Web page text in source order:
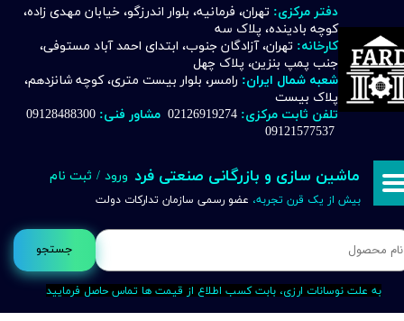
جستجو
دفتر مرکزی: تهران، فرمانیه، بلوار اندرزگو، خیابان مهدی زاده،
کوچه بادینده، پلاک سه
کارخانه: تهران، آزادگان جنوب، ابتدای احمد آباد مستوفی،
جنب پمپ بنزین، پلاک چهل
شعبه شمال ایران: رامسر، بلوار بیست متری، کوچه شانزدهم،
پلاک بیست
تلفن ثابت مرکزی: 02126919274 مشاور فنی:
09121577537
ماشین سازی و بازرگانی صنعتی فرد
بیش از یک قرن تجربه، عضو رسمی سازمان تدارکات دولت
ورود / ثبت نام
حساب کاربری من
تغییر گذر واژه
خروج از حساب کاربری
به علت نوسانات ارزی، بابت کسب اطلاع از قیمت ها تماس حاصل فرمایید